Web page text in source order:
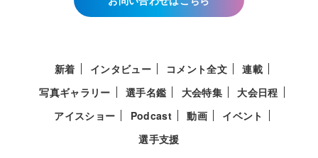
新着 インタビュー コメント全文
連載
写真ギャラリー
選手名鑑 大会特集
大会日程
アイスショー
Podcast 動画
イベント
選手支援